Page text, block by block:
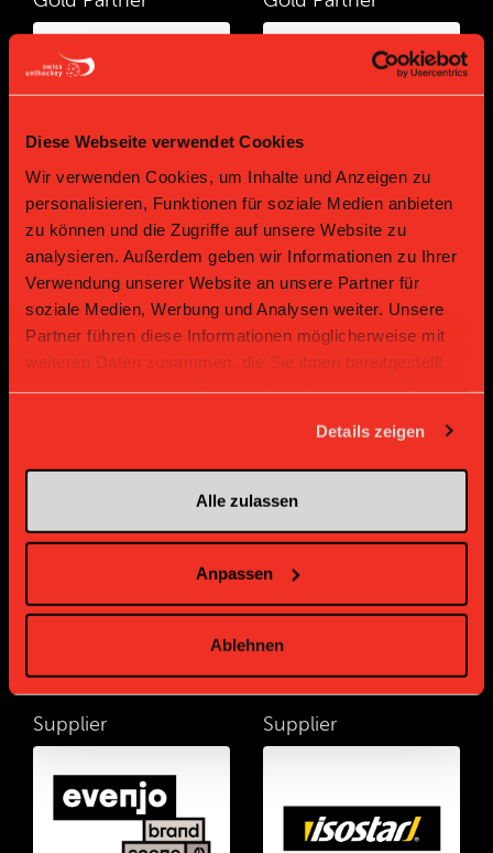
Diese Webseite verwendet Cookies
Wir verwenden Cookies, um Inhalte und Anzeigen zu
personalisieren, Funktionen für soziale Medien anbieten
zu können und die Zugriffe auf unsere Website zu
analysieren. Außerdem geben wir Informationen zu Ihrer
Verwendung unserer Website an unsere Partner für
soziale Medien, Werbung und Analysen weiter. Unsere
Partner führen diese Informationen möglicherweise mit
weiteren Daten zusammen, die Sie ihnen bereitgestellt
Details zeigen
Alle zulassen
Anpassen
Ablehnen
Bronze Partner
Supplier Supplier